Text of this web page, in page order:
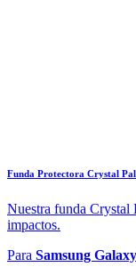
Funda Protectora Crystal
Nuestra funda Crystal
impactos.
Para Samsung